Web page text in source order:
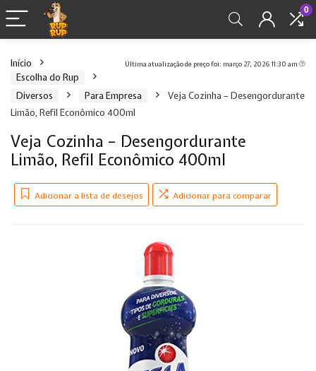
0
Última atualização de preço foi: março 27, 2026 11:30 am
Início
Escolha do Rup
Diversos
Para Empresa
Veja Cozinha – Desengordurante
Limão, Refil Econômico 400ml
Veja Cozinha – Desengordurante
Limão, Refil Econômico 400ml
Adicionar a lista de desejos Adicionar para comparar